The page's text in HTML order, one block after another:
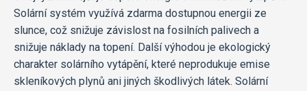
Solární systém využívá zdarma dostupnou energii ze
slunce, což snižuje závislost na fosilních palivech a
snižuje náklady na topení. Další výhodou je ekologický
charakter solárního vytápění, které neprodukuje emise
skleníkových plynů ani jiných škodlivých látek. Solární